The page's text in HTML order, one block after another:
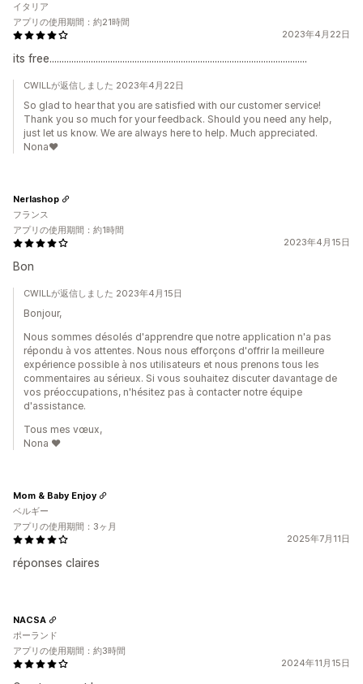
2023年4月22日
its free..........................................................................................................
イタリア
アプリの使用期間：約21時間
CWILLが返信しました 2023年4月22日
So glad to hear that you are satisfied with our customer service!
Thank you so much for your feedback. Should you need any help,
just let us know. We are always here to help. Much appreciated.
Nona❤️
2023年4月15日
Bon
Nerlashop
フランス
アプリの使用期間：約1時間
CWILLが返信しました 2023年4月15日
Bonjour,
Nous sommes désolés d'apprendre que notre application n'a pas
répondu à vos attentes. Nous nous efforçons d'offrir la meilleure
expérience possible à nos utilisateurs et nous prenons tous les
commentaires au sérieux. Si vous souhaitez discuter davantage de
vos préoccupations, n'hésitez pas à contacter notre équipe
d'assistance.
Tous mes vœux,
Nona ❤️
2025年7月11日
réponses claires
Mom & Baby Enjoy
ベルギー
アプリの使用期間：3ヶ月
2024年11月15日
NACSA
ポーランド
アプリの使用期間：約3時間